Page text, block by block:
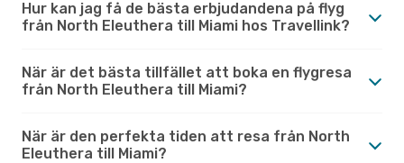
Hur kan jag få de bästa erbjudandena på flyg
från North Eleuthera till Miami hos Travellink?
När är det bästa tillfället att boka en flygresa
från North Eleuthera till Miami?
När är den perfekta tiden att resa från North
Eleuthera till Miami?